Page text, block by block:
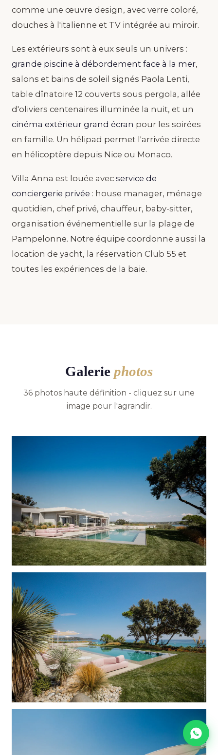
comme une œuvre design, avec verre coloré,
douches à l'italienne et TV intégrée au miroir.
Les extérieurs sont à eux seuls un univers :
grande piscine à débordement face à la mer,
salons et bains de soleil signés Paola Lenti,
table dînatoire 12 couverts sous pergola, allée
d'oliviers centenaires illuminée la nuit, et un
cinéma extérieur grand écran pour les soirées
en famille. Un hélipad permet l'arrivée directe
en hélicoptère depuis Nice ou Monaco.
Villa Anna est louée avec service de
conciergerie privée : house manager, ménage
quotidien, chef privé, chauffeur, baby-sitter,
organisation événementielle sur la plage de
Pampelonne. Notre équipe coordonne aussi la
location de yacht, la réservation Club 55 et
toutes les expériences de la baie.
Galerie photos
36 photos haute définition - cliquez sur une
image pour l'agrandir.